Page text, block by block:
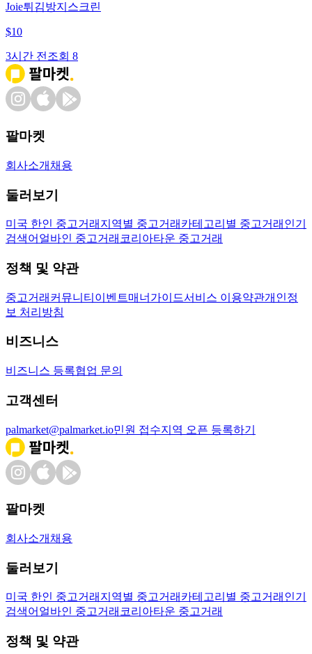
Joie튀김방지스크린
$10
3시간 전 조회 8
팔마켓
회사소개 채용
둘러보기
미국 한인 중고거래 지역별 중고거래 카테고리별 중고거래 인기
검색어 얼바인 중고거래 코리아타운 중고거래
정책 및 약관
중고거래 커뮤니티 이벤트매너가이드서비스 이용약관개인정
보 처리방침
비즈니스
비즈니스 등록협업 문의
고객센터
palmarket@palmarket.io민원 접수지역 오픈 등록하기
팔마켓
회사소개 채용
둘러보기
미국 한인 중고거래 지역별 중고거래 카테고리별 중고거래 인기
검색어 얼바인 중고거래 코리아타운 중고거래
정책 및 약관